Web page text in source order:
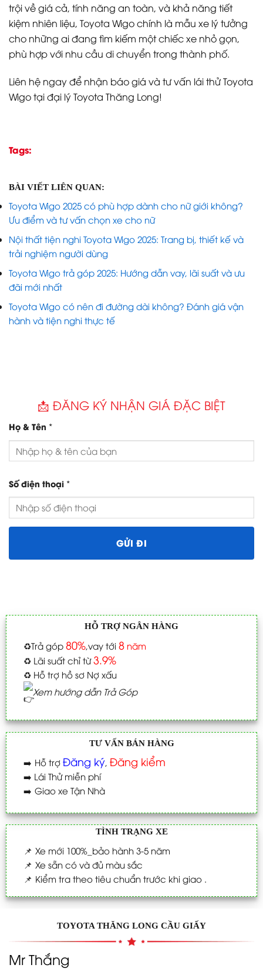
trội về giá cả, tính năng an toàn, và khả năng tiết
kiệm nhiên liệu, Toyota Wigo chính là mẫu xe lý tưởng
cho những ai đang tìm kiếm một chiếc xe nhỏ gọn,
phù hợp với nhu cầu di chuyển trong thành phố.
Liên hệ ngay để nhận báo giá và tư vấn lái thử Toyota
Wigo tại đại lý Toyota Thăng Long!
Tags:
BÀI VIẾT LIÊN QUAN:
Toyota Wigo 2025 có phù hợp dành cho nữ giới không?
Ưu điểm và tư vấn chọn xe cho nữ
Nội thất tiện nghi Toyota Wigo 2025: Trang bị, thiết kế và
trải nghiệm người dùng
Toyota Wigo trả góp 2025: Hướng dẫn vay, lãi suất và ưu
đãi mới nhất
Toyota Wigo có nên đi đường dài không? Đánh giá vận
hành và tiện nghi thực tế
📩 ĐĂNG KÝ NHẬN GIÁ ĐẶC BIỆT
Họ & Tên *
Số điện thoại *
HỖ TRỢ NGÂN HÀNG
♻️Trả góp 80%,vay tới 8năm
♻️ Lãi suất chỉ từ3.9%
♻️ Hỗ trợ hồ sơ Nợ xấu
Xem hướng dẫn Trả Góp
TƯ VẤN BÁN HÀNG
➡️ Hỗ trợ Đăng ký, Đăng kiểm
➡️ Lái Thử miễn phí
➡️ Giao xe Tận Nhà
TÌNH TRẠNG XE
📌 Xe mới 100%_bảo hành 3-5 năm
📌 Xe sẵn có và đủ màu sắc
📌 Kiểm tra theo tiêu chuẩn trước khi giao .
TOYOTA THĂNG LONG CẦU GIẤY
Mr Thắng